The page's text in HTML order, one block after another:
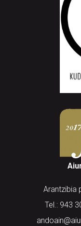
Arantzibia
Tel.: 943